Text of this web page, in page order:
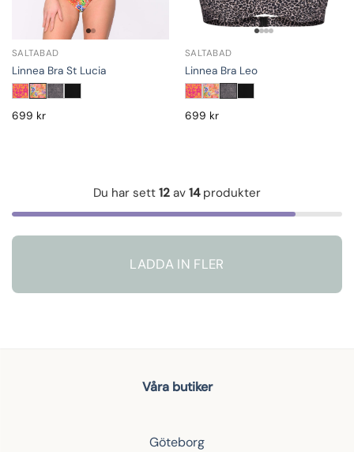
SALTABAD
Linnea Bra St Lucia
699 kr
SALTABAD
Linnea Bra Leo
699 kr
Du har sett 12 av 14produkter
LADDA IN FLER
Våra butiker
Göteborg